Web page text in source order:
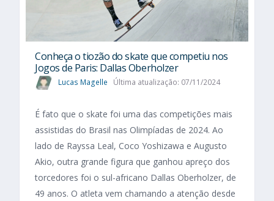
Conheça o tiozão do skate que competiu nos
Jogos de Paris: Dallas Oberholzer
Lucas Magelle Última atualização: 07/11/2024
É fato que o skate foi uma das competições mais
assistidas do Brasil nas Olimpíadas de 2024. Ao
lado de Rayssa Leal, Coco Yoshizawa e Augusto
Akio, outra grande figura que ganhou apreço dos
torcedores foi o sul-africano Dallas Oberholzer, de
49 anos. O atleta vem chamando a atenção desde